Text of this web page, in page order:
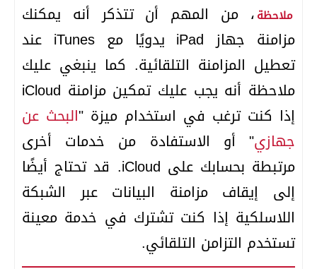
ملاحظة، من المهم أن تتذكر أنه يمكنك
مزامنة جهاز iPad يدويًا مع iTunes عند
تعطيل المزامنة التلقائية. كما ينبغي عليك
ملاحظة أنه يجب عليك تمكين مزامنة iCloud
إذا كنت ترغب في استخدام ميزة "البحث عن
جهازي" أو الاستفادة من خدمات أخرى
مرتبطة بحسابك على iCloud. قد تحتاج أيضًا
إلى إيقاف مزامنة البيانات عبر الشبكة
اللاسلكية إذا كنت تشترك في خدمة معينة
تستخدم التزامن التلقائي.